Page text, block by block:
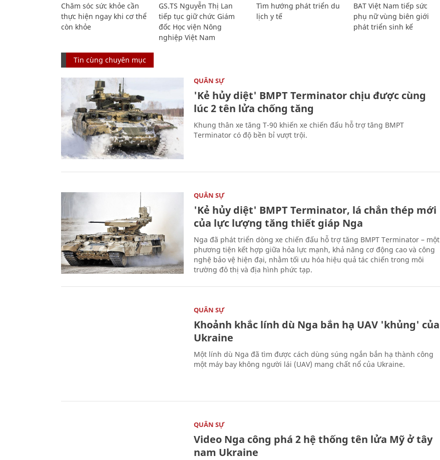
Chăm sóc sức khỏe cần
thực hiện ngay khi cơ thể
còn khỏe
GS.TS Nguyễn Thị Lan
tiếp tục giữ chức Giám
đốc Học viện Nông
nghiệp Việt Nam
Tìm hướng phát triển du
lịch y tế
BAT Việt Nam tiếp sức
phụ nữ vùng biên giới
phát triển sinh kế
Tin cùng chuyên mục
QUÂN SỰ
'Kẻ hủy diệt' BMPT Terminator chịu được cùng
lúc 2 tên lửa chống tăng
Khung thân xe tăng T-90 khiến xe chiến đấu hỗ trợ tăng BMPT
Terminator có độ bền bỉ vượt trội.
QUÂN SỰ
'Kẻ hủy diệt' BMPT Terminator, lá chắn thép mới
của lực lượng tăng thiết giáp Nga
Nga đã phát triển dòng xe chiến đấu hỗ trợ tăng BMPT Terminator – một
phương tiện kết hợp giữa hỏa lực mạnh, khả năng cơ động cao và công
nghệ bảo vệ hiện đại, nhằm tối ưu hóa hiệu quả tác chiến trong môi
trường đô thị và địa hình phức tạp.
QUÂN SỰ
Khoảnh khắc lính dù Nga bắn hạ UAV 'khủng' của
Ukraine
Một lính dù Nga đã tìm được cách dùng súng ngắn bắn hạ thành công
một máy bay không người lái (UAV) mang chất nổ của Ukraine.
QUÂN SỰ
Video Nga công phá 2 hệ thống tên lửa Mỹ ở tây
nam Ukraine